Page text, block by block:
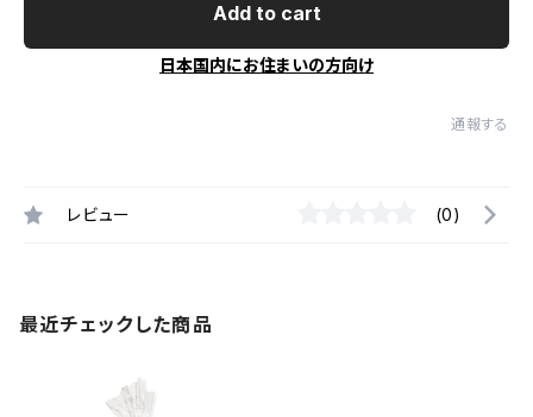
Add to cart
日本国内にお住まいの方向け
通報する
レビュー (0)
最近チェックした商品